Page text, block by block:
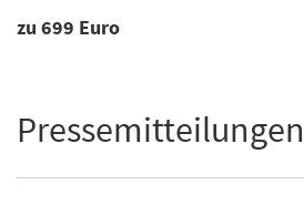
zu 699 Euro
Pressemitteilungen